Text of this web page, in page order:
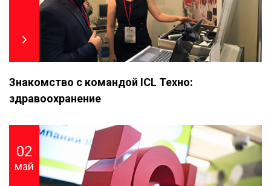
Знакомство с командой ICL Техно:
здравоохранение
02
май